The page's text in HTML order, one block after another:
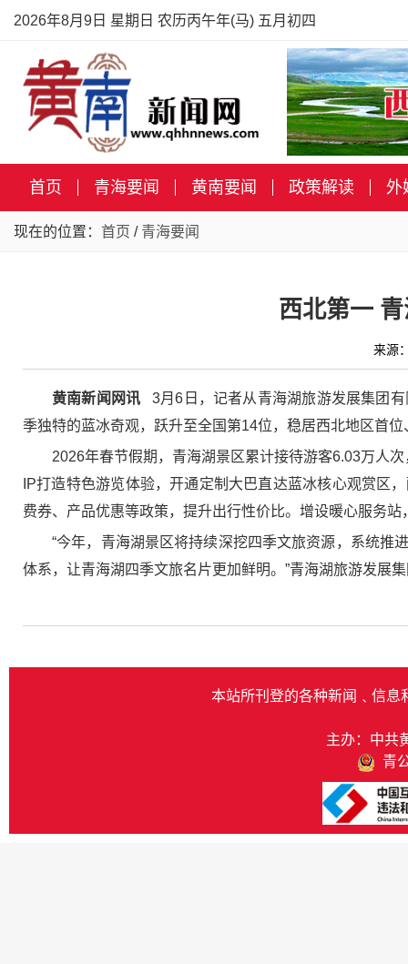
2026年8月9日 星期日 农历丙午年(马) 五月初四
首页 青海要闻 黄南要闻 政策解读 外
现在的位置： 首页 / 青海要闻
西北第一
来源
黄南新闻网讯
3月6日，记者从青海湖旅游发展集团
季独特的蓝冰奇观，跃升至全国第14位，稳居西北地区首
2026年春节假期，青海湖景区累计接待游客6.03万人
IP打造特色游览体验，开通定制大巴直达蓝冰核心观赏区
费券、产品优惠等政策，提升出行性价比。增设暖心服务
“今年，青海湖景区将持续深挖四季文旅资源，系统推
体系，让青海湖四季文旅名片更加鲜明。”青海湖旅游发展
本站所刊登的各种新闻﹑信息
主办：中共
青